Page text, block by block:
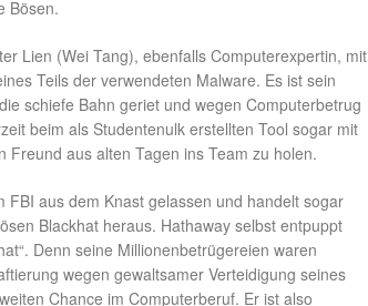
Bösen.
Lien (Wei Tang), ebenfalls Computerexpertin, mit
Teils der verwendeten Malware. Es ist sein
schiefe Bahn geriet und wegen Computerbetrug
beim als Studentenulk erstellten Tool sogar mit
aus alten Tagen ins Team zu holen.
FBI aus dem Knast gelassen und handelt sogar
Blackhat heraus. Hathaway selbst entpuppt
Denn seine Millionenbetrügereien waren
wegen gewaltsamer Verteidigung seines
Chance im Computerberuf. Er ist also